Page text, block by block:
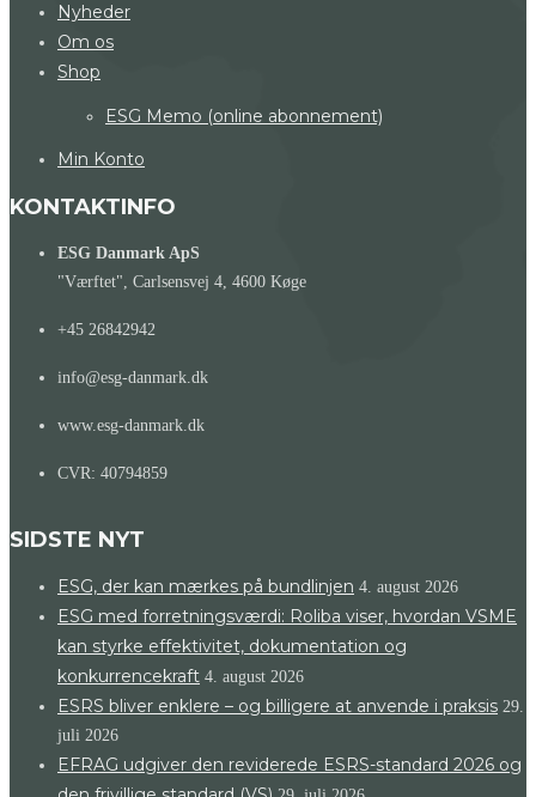
Nyheder
Om os
Shop
ESG Memo (online abonnement)
Min Konto
KONTAKTINFO
ESG Danmark ApS
"Værftet", Carlsensvej 4, 4600 Køge
+45 26842942
info@esg-danmark.dk
www.esg-danmark.dk
CVR: 40794859
SIDSTE NYT
ESG, der kan mærkes på bundlinjen 4. august 2026
ESG med forretningsværdi: Roliba viser, hvordan VSME
kan styrke effektivitet, dokumentation og
konkurrencekraft 4. august 2026
ESRS bliver enklere – og billigere at anvende i praksis 29.
juli 2026
EFRAG udgiver den reviderede ESRS-standard 2026 og